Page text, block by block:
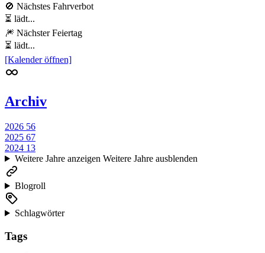
🚫 Nächstes Fahrverbot
⏳ lädt...
🎆 Nächster Feiertag
⏳ lädt...
[Kalender öffnen]
Archiv
2026 56
2025 67
2024 13
Weitere Jahre anzeigen Weitere Jahre ausblenden
Blogroll
Schlagwörter
Tags